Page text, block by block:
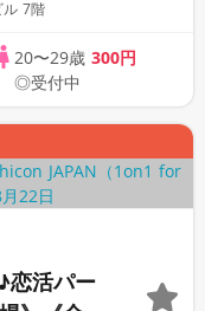
ル 7階
20〜29歳 300円
◎受付中
恋活パー